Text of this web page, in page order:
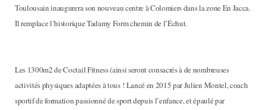
Toulousain inaugurera son nouveau centre à Colomiers dans la zone En Jacca.
Il remplace l’historique Tadamy Form chemin de l’Échut.
Les 1300m2 de Coctail Fitness (ainsi seront consacrés à de nombreuses
activités physiques adaptées à tous ! Lancé en 2015 par Julien Montel, coach
sportif de formation passionné de sport depuis l’enfance, et épaulé par